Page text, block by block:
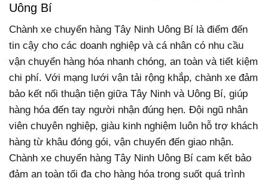
Uông Bí
Chành xe chuyển hàng Tây Ninh Uông Bí là điểm đến
tin cậy cho các doanh nghiệp và cá nhân có nhu cầu
vận chuyển hàng hóa nhanh chóng, an toàn và tiết kiệm
chi phí. Với mạng lưới vận tải rộng khắp, chành xe đảm
bảo kết nối thuận tiện giữa Tây Ninh và Uông Bí, giúp
hàng hóa đến tay người nhận đúng hẹn. Đội ngũ nhân
viên chuyên nghiệp, giàu kinh nghiệm luôn hỗ trợ khách
hàng từ khâu đóng gói, vận chuyển đến giao nhận.
Chành xe chuyển hàng Tây Ninh Uông Bí cam kết bảo
đảm an toàn tối đa cho hàng hóa trong suốt quá trình